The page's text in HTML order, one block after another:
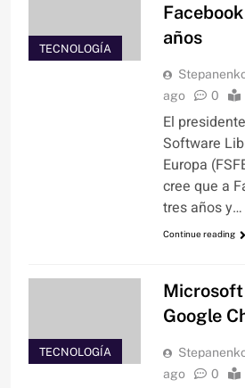
TECNOLOGÍA
años
ago
0
El
Software
Europa
cree que a
tres años y…
Continue reading
TECNOLOGÍA
Microsoft
Google
ago
0